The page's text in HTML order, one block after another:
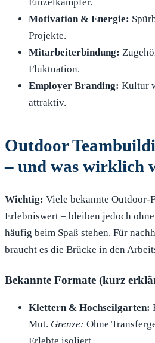
Einzelkämpfer.
Motivation & Energie:
Projekte.
Mitarbeiterbindung:
Fluktuation.
Employer Branding: Kultur
attraktiv.
Outdoor
– und was wirklich
Wichtig: Viele bekannte Outdoor-
Erlebniswert – bleiben jedoch
häufig beim Spaß stehen. Für
braucht es die Brücke in den
Bekannte Formate (kurz
Klettern & Hochseilgarten:
Mut. Grenze: Ohne
Erlebte isoliert.